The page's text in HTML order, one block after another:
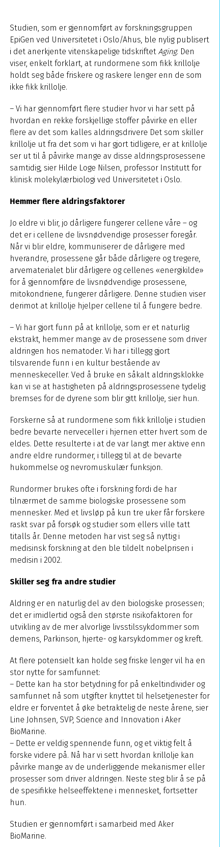
Studien, som er gjennomført av forskningsgruppen
EpiGen ved Universitetet i Oslo/Ahus, ble nylig publisert
i det anerkjente vitenskapelige tidskriftet Aging. Den
viser, enkelt forklart, at rundormene som fikk krillolje
holdt seg både friskere og raskere lenger enn de som
ikke fikk krillolje.
– Vi har gjennomført flere studier hvor vi har sett på
hvordan en rekke forskjellige stoffer påvirke en eller
flere av det som kalles aldringsdrivere Det som skiller
krillolje ut fra det som vi har gjort tidligere, er at krillolje
ser ut til å påvirke mange av disse aldringsprosessene
samtidig, sier Hilde Loge Nilsen, professor Institutt for
klinisk molekylærbiologi ved Universitetet i Oslo.
Hemmer flere aldringsfaktorer
Jo eldre vi blir, jo dårligere fungerer cellene våre – og
det er i cellene de livsnødvendige prosesser foregår.
Når vi blir eldre, kommuniserer de dårligere med
hverandre, prosessene går både dårligere og tregere,
arvematerialet blir dårligere og cellenes «energikilde»
for å gjennomføre de livsnødvendige prosessene,
mitokondriene, fungerer dårligere. Denne studien viser
derimot at krillolje hjelper cellene til å fungere bedre.
– Vi har gjort funn på at krillolje, som er et naturlig
ekstrakt, hemmer mange av de prosessene som driver
aldringen hos nematoder. Vi har i tillegg gjort
tilsvarende funn i en kultur bestående av
menneskeceller. Ved å bruke en såkalt aldringsklokke
kan vi se at hastigheten på aldringsprosessene tydelig
bremses for de dyrene som blir gitt krillolje, sier hun.
Forskerne så at rundormene som fikk krillolje i studien
bedre bevarte nerveceller i hjernen etter hvert som de
eldes. Dette resulterte i at de var langt mer aktive enn
andre eldre rundormer, i tillegg til at de bevarte
hukommelse og nevromuskulær funksjon.
Rundormer brukes ofte i forskning fordi de har
tilnærmet de samme biologiske prosessene som
mennesker. Med et livsløp på kun tre uker får forskere
raskt svar på forsøk og studier som ellers ville tatt
titalls år. Denne metoden har vist seg så nyttig i
medisinsk forskning at den ble tildelt nobelprisen i
medisin i 2002.
Skiller seg fra andre studier
Aldring er en naturlig del av den biologiske prosessen;
det er imidlertid også den største risikofaktoren for
utvikling av de mer alvorlige livsstilssykdommer som
demens, Parkinson, hjerte- og karsykdommer og kreft.
At flere potensielt kan holde seg friske lenger vil ha en
stor nytte for samfunnet:
– Dette kan ha stor betydning for på enkeltindivider og
samfunnet nå som utgifter knyttet til helsetjenester for
eldre er forventet å øke betraktelig de neste årene, sier
Line Johnsen, SVP, Science and Innovation i Aker
BioMarine.
– Dette er veldig spennende funn, og et viktig felt å
forske videre på. Nå har vi sett hvordan krillolje kan
påvirke mange av de underliggende mekanismer eller
prosesser som driver aldringen. Neste steg blir å se på
de spesifikke helseeffektene i mennesket, fortsetter
hun.
Studien er gjennomført i samarbeid med Aker
BioMarine.